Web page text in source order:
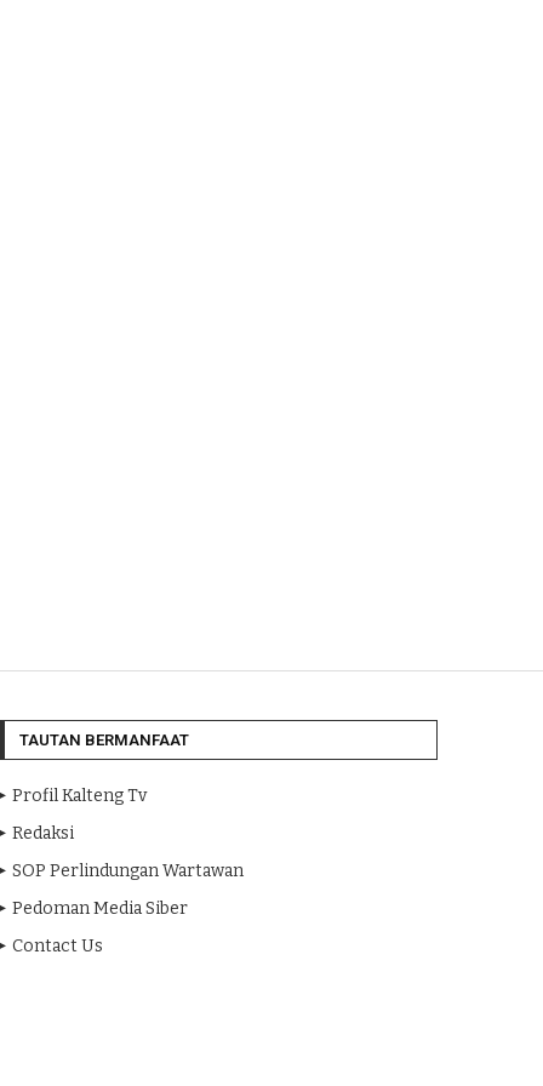
TAUTAN BERMANFAAT
Profil Kalteng Tv
Redaksi
SOP Perlindungan Wartawan
Pedoman Media Siber
Contact Us